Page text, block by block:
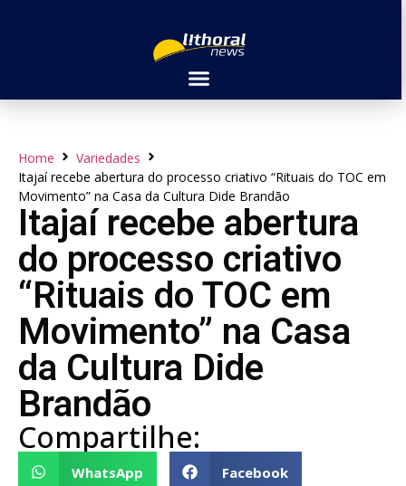
Home
Variedades
Itajaí recebe abertura do processo criativo “Rituais do TOC em
Movimento” na Casa da Cultura Dide Brandão
Itajaí recebe abertura
do processo criativo
“Rituais do TOC em
Movimento” na Casa
da Cultura Dide
Brandão
Compartilhe:
WhatsApp Facebook